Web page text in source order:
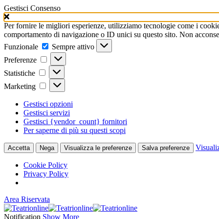
Gestisci Consenso
Per fornire le migliori esperienze, utilizziamo tecnologie come i
comportamento di navigazione o ID unici su questo sito. Non
Funzionale
Funzionale
Sempre attivo
Preferenze
Preferenze
Statistiche Statistiche
Marketing Marketing
Gestisci opzioni
Gestisci servizi
Gestisci {vendor_count} fornitori
Per saperne di più su questi scopi
Accetta Nega Visualizza le preferenze Salva preferenze
Cookie Policy
Privacy Policy
Area Riservata
Notification Show More